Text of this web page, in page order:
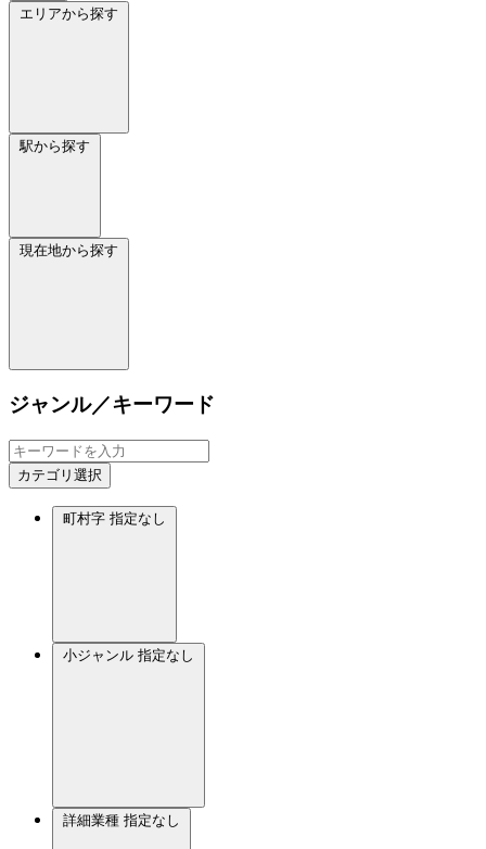
エリアから探す
駅から探す
現在地から探す
ジャンル／キーワード
カテゴリ選択
町村字 指定なし
小ジャンル 指定なし
詳細業種 指定なし